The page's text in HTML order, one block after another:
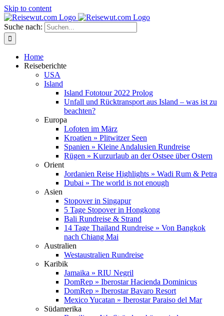
Skip to content
Suche nach:
Home
Reiseberichte
USA
Island
Island Fototour 2022 Prolog
Unfall und Rücktransport aus Island – was ist zu
beachten?
Europa
Lofoten im März
Kroatien » Plitwitzer Seen
Spanien » Kleine Andalusien Rundreise
Rügen » Kurzurlaub an der Ostsee über Ostern
Orient
Jordanien Reise Highlights » Wadi Rum & Petra
Dubai » The world is not enough
Asien
Stopover in Singapur
5 Tage Stopover in Hongkong
Bali Rundreise & Strand
14 Tage Thailand Rundreise » Von Bangkok
nach Chiang Mai
Australien
Westaustralien Rundreise
Karibik
Jamaika » RIU Negril
DomRep » Iberostar Hacienda Dominicus
DomRep » Iberostar Bavaro Resort
Mexico Yucatan » Iberostar Paraiso del Mar
Südamerika